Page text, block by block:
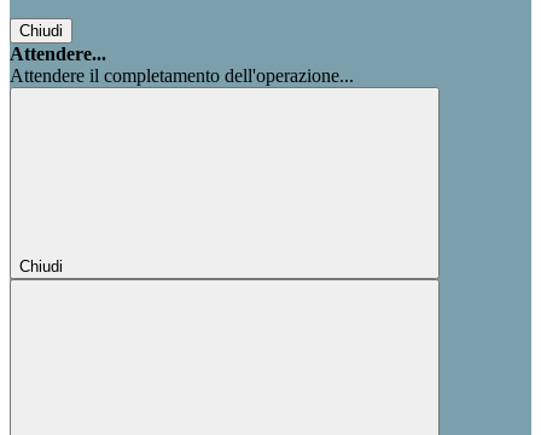
Chiudi
Attendere...
Attendere il completamento dell'operazione...
Chiudi